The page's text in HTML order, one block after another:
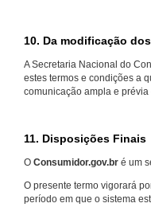
10. Da modificação
A Secretaria Nacional do
estes termos e condições a
comunicação ampla e
11. Disposições Finais
O Consumidor.gov.br é um
O presente termo vigorará
período em que o sistema